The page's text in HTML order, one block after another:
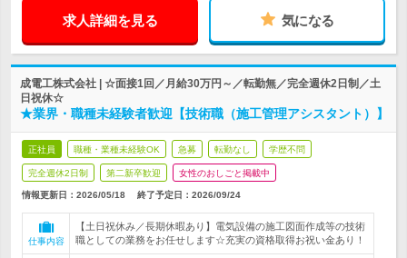
求人詳細を見る 気になる
成電工株式会社 | ☆面接1回／月給30万円～／転勤無／完全週休2日制／土
日祝休☆
★業界・職種未経験者歓迎【技術職（施工管理アシスタント）】
正社員 職種・業種未経験OK 急募 転勤なし 学歴不問
完全週休2日制 第二新卒歓迎 女性のおしごと掲載中
情報更新日：2026/05/18 終了予定日： 2026/09/24
仕事内容
【土日祝休み／長期休暇あり】電気設備の施工図面作成等の技術
職としての業務をお任せします☆充実の資格取得お祝い金あり！